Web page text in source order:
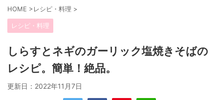
HOME >レシピ・料理 >
レシピ・料理
しらすとネギのガーリック塩焼きそばの
レシピ。簡単！絶品。
更新日： 2022年11月7日